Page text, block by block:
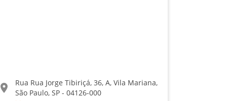
location_on
Rua Rua Jorge Tibiriçá, 36, A, Vila Mariana,
São Paulo, SP - 04126-000